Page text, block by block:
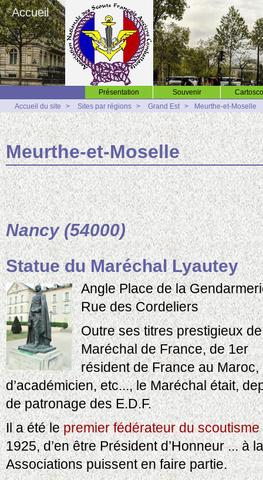
Accueil
Présentation Souvenir
Accueil du site
> Sites par régions > Grand Est > Meurthe-et-Moselle
Meurthe-et-Moselle
Nancy (54000)
Statue du Maréchal Lyautey
Angle Place de la
Rue des Cordeliers
Outre ses titres prestigieux de
Maréchal de France, de 1er
résident de France au Maroc,
d’académicien, etc..., le Maréchal était,
de patronage des E.D.F.
Il a été lepremier fédérateur du
1925, d’en être Président d’Honneur ... à
Associations puissent en faire partie.